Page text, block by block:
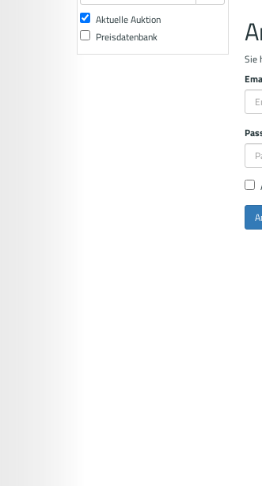
Aktuelle Auktion
Preisdatenbank
Sie